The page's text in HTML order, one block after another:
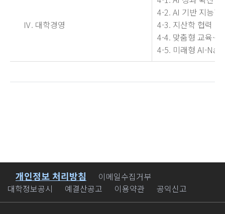
Ⅳ. 대학경영
4-2. AI 기반 지능형
4-3. 지산학 협력
4-4. 맞춤형 교육·
4-5. 미래형 AI-
바로가기
개인정보 처리방침
이메일수집거부
대학정보공시
예결산공고 이용약관 공익신고